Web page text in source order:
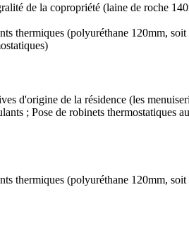
de la copropriété (laine de roche
thermiques (polyuréthane 120mm,
d'origine de la résidence (les
; Pose de robinets thermostatiques
thermiques (polyuréthane 120mm,